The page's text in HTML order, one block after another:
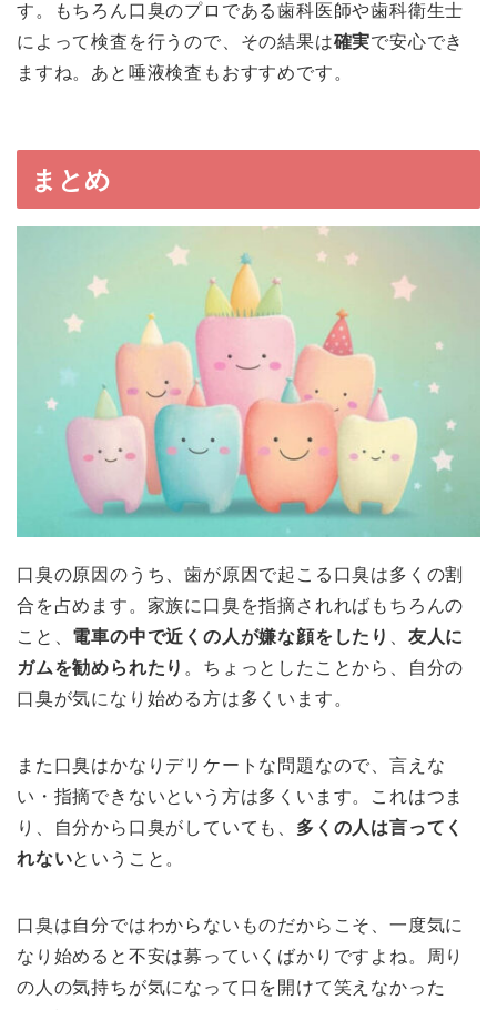
す。もちろん口臭のプロである歯科医師や歯科衛生士
によって検査を行うので、その結果は確実で安心でき
ますね。あと唾液検査もおすすめです。
まとめ
口臭の原因のうち、歯が原因で起こる口臭は多くの割
合を占めます。家族に口臭を指摘されればもちろんの
こと、 電車の中で近くの人が嫌な顔をしたり
友人に
ガムを勧められたり 。ちょっとしたことから、自分の
口臭が気になり始める方は多くいます。
また口臭はかなりデリケートな問題なので、言えな
い・指摘できないという方は多くいます。これはつま
り、
自分から口臭がしていても、 多くの人は言ってく
れないということ 。
口臭は自分ではわからないものだからこそ、一度気に
なり始めると不安は募っていくばかりですよね。周り
の人の気持ちが気になって口を開けて笑えなかった